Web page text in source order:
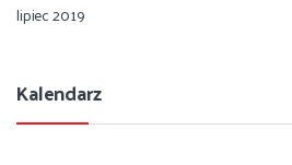
lipiec 2019
Kalendarz